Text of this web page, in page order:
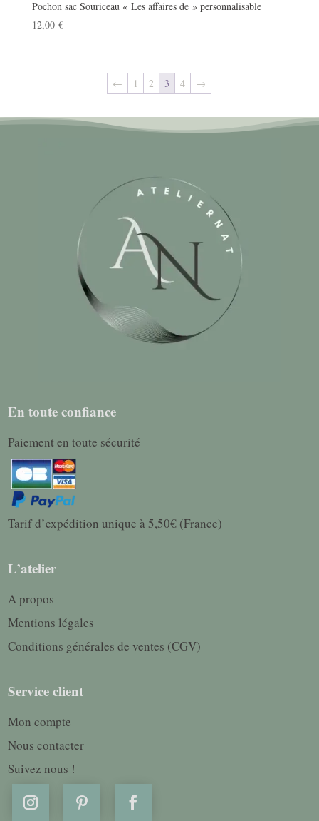
Pochon sac Souriceau « Les affaires de » personnalisable
12,00 €
← 1 2 3 4 →
En toute confiance
Paiement en toute sécurité
Tarif d’expédition unique à 5,50€ (France)
L’atelier
A propos
Mentions légales
Conditions générales de ventes (CGV)
Service client
Mon compte
Nous contacter
Suivez nous !